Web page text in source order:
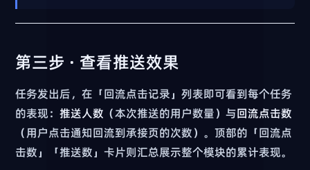
第三步 · 查看推送效果
任务发出后，在「回流点击记录」列表即可看到每个任务
的表现：推送人数 （本次推送的用户数量）与回流点击数
（用户点击通知回流到承接页的次数）。顶部的「回流点
击数」「推送数」卡片则汇总展示整个模块的累计表现。